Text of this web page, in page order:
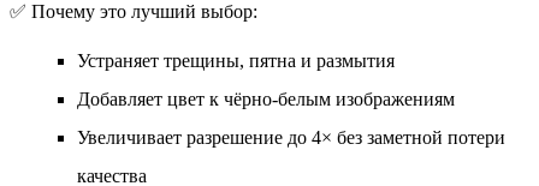
✅ Почему это лучший выбор:
Устраняет трещины, пятна и размытия
Добавляет цвет к чёрно‑белым изображениям
Увеличивает разрешение до 4× без заметной потери
качества